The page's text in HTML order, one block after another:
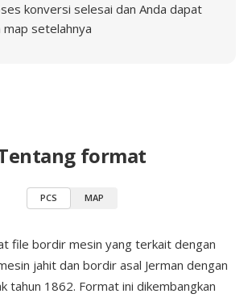
konversi selesai dan Anda dapat
map setelahnya
format
PCS MAP
file bordir mesin yang terkait dengan
jahit dan bordir asal Jerman dengan
tahun 1862. Format ini dikembangkan